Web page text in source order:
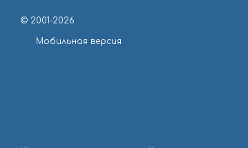
© 2001-2026
Мобильная версия